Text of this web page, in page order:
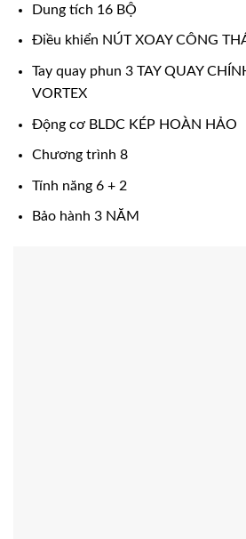
Dung tích 16 BỘ
Điều khiển NÚT XOAY CÔNG
Tay quay phun 3 TAY QUAY
VORTEX
Động cơ BLDC KÉP HOÀN HẢO
Chương trình 8
Tính năng 6 + 2
Bảo hành 3 NĂM